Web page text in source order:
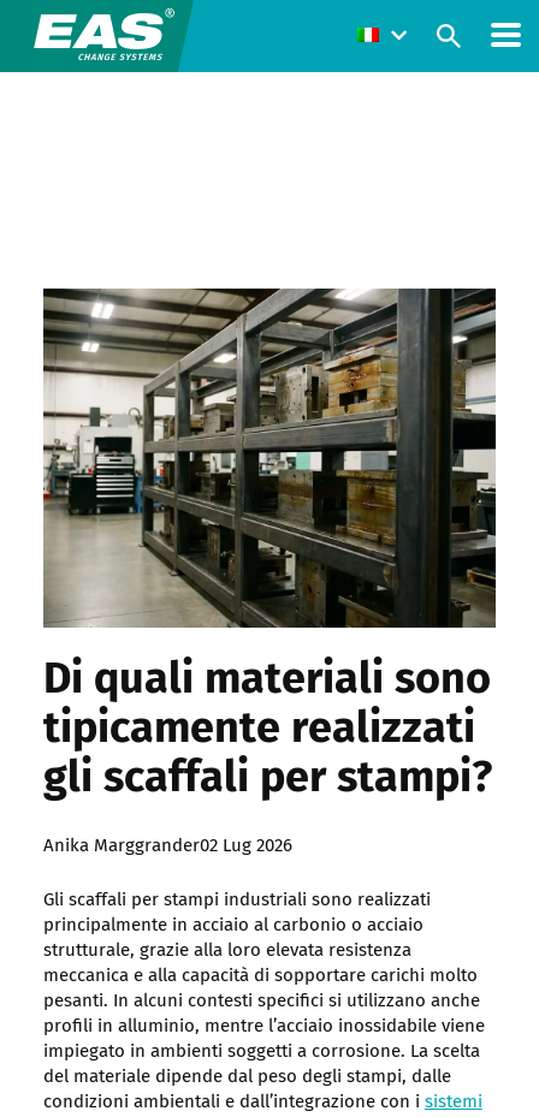
Di quali materiali sono
tipicamente realizzati
gli scaffali per stampi?
Posted
Anika Marggrander02 Lug 2026
Gli scaffali per stampi industriali sono realizzati
principalmente in acciaio al carbonio o acciaio
strutturale, grazie alla loro elevata resistenza
meccanica e alla capacità di sopportare carichi molto
pesanti. In alcuni contesti specifici si utilizzano anche
profili in alluminio, mentre l’acciaio inossidabile viene
impiegato in ambienti soggetti a corrosione. La scelta
del materiale dipende dal peso degli stampi, dalle
condizioni ambientali e dall’integrazione con i sistemi